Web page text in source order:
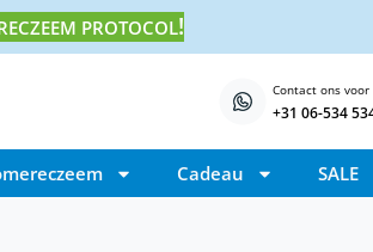
PROTOCOL!
Contact ons voor
+31 06-534
Cadeau SALE